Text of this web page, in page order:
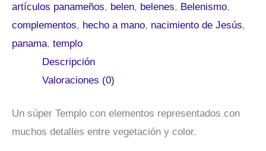
artículos panameños, belen, belenes, Belenismo,
complementos, hecho a mano, nacimiento de Jesús,
panama, templo
Descripción
Valoraciones (0)
Un súper Templo con elementos representados con
muchos detalles entre vegetación y color.